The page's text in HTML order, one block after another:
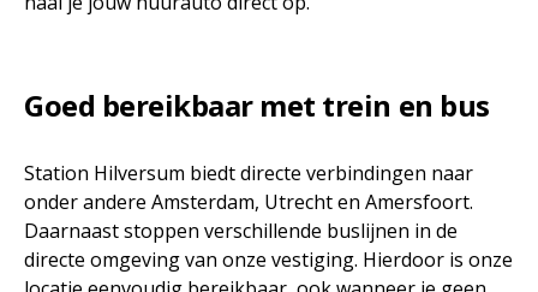
Goed bereikbaar met trein en bus
Station Hilversum biedt directe verbindingen naar
onder andere Amsterdam, Utrecht en Amersfoort.
Daarnaast stoppen verschillende buslijnen in de
directe omgeving van onze vestiging. Hierdoor is onze